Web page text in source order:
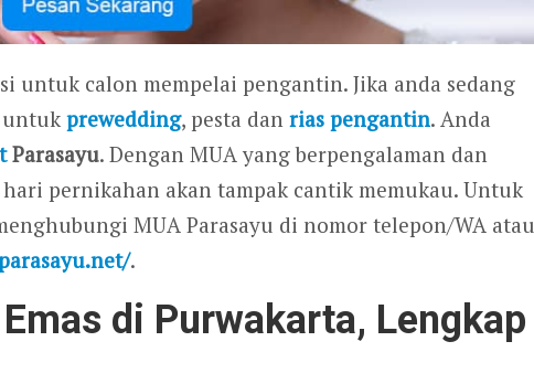
untuk calon mempelai pengantin. Jika anda sedang
untuk prewedding, pesta dan rias pengantin. Anda
Parasayu. Dengan MUA yang berpengalaman dan
pernikahan akan tampak cantik memukau. Untuk
MUA Parasayu di nomor telepon/WA atau
.
di Purwakarta, Lengkap